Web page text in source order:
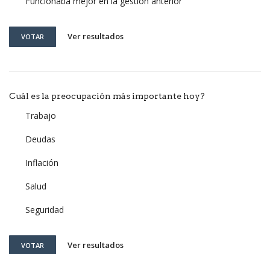
VOTAR Ver resultados
Cuál es la preocupación más importante hoy?
Trabajo
Deudas
Inflación
Salud
Seguridad
VOTAR Ver resultados